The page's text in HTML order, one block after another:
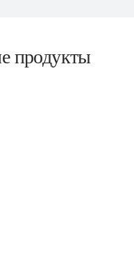
продукты